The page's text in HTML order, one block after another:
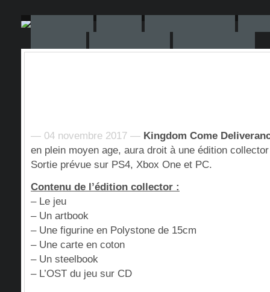
— 04 novembre 2017 — Kingdom Come
en plein moyen age, aura droit à une édition
Sortie prévue sur PS4, Xbox One et PC.
Contenu de l’édition collector :
– Le jeu
– Un artbook
– Une figurine en Polystone de 15cm
– Une carte en coton
– Un steelbook
– L’OST du jeu sur CD